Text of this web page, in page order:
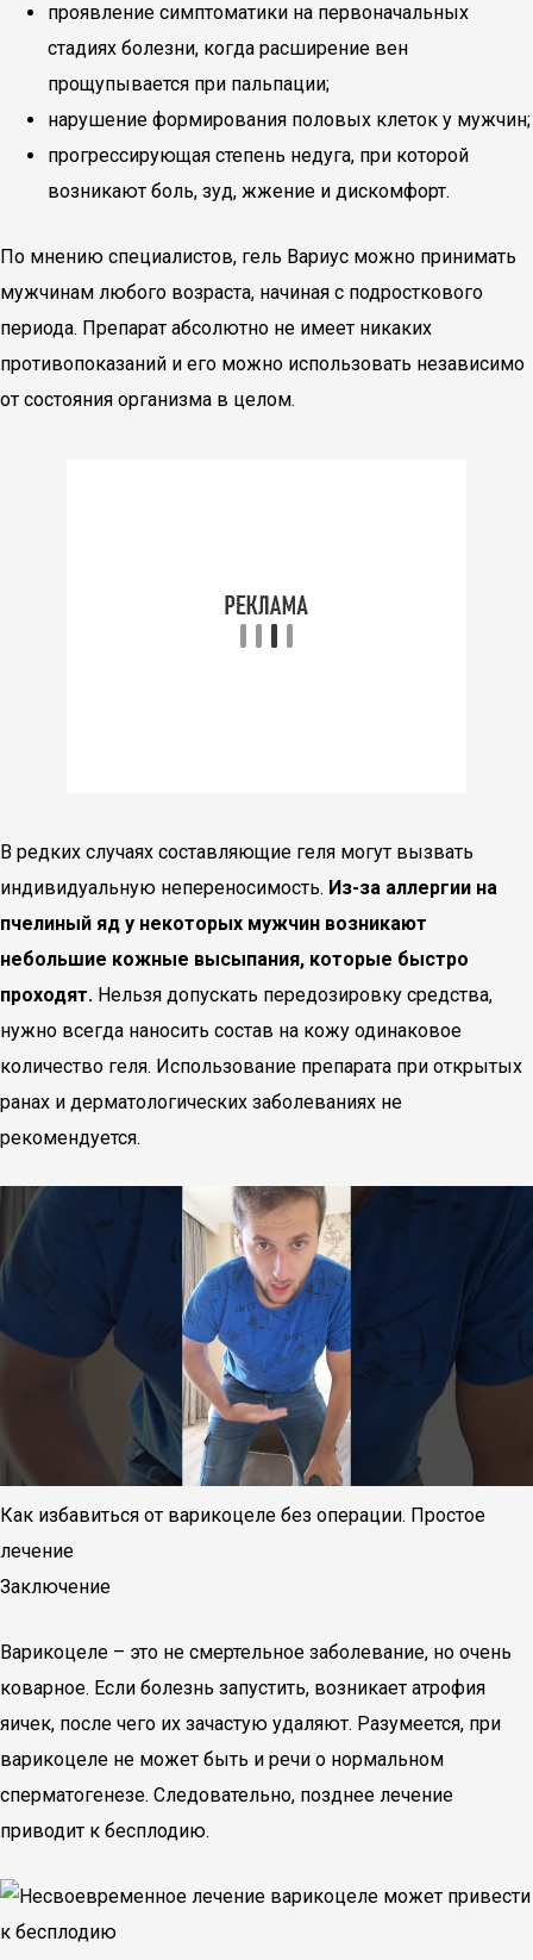
проявление симптоматики на первоначальных
стадиях болезни, когда расширение вен
прощупывается при пальпации;
нарушение формирования половых клеток у мужчин;
прогрессирующая степень недуга, при которой
возникают боль, зуд, жжение и дискомфорт.
По мнению специалистов, гель Вариус можно принимать
мужчинам любого возраста, начиная с подросткового
периода. Препарат абсолютно не имеет никаких
противопоказаний и его можно использовать независимо
от состояния организма в целом.
В редких случаях составляющие геля могут вызвать
индивидуальную непереносимость. Из-за аллергии на
пчелиный яд у некоторых мужчин возникают
небольшие кожные высыпания, которые быстро
проходят. Нельзя допускать передозировку средства,
нужно всегда наносить состав на кожу одинаковое
количество геля. Использование препарата при открытых
ранах и дерматологических заболеваниях не
рекомендуется.
Как избавиться от варикоцеле без операции. Простое
лечение
Заключение
Варикоцеле – это не смертельное заболевание, но очень
коварное. Если болезнь запустить, возникает атрофия
яичек, после чего их зачастую удаляют. Разумеется, при
варикоцеле не может быть и речи о нормальном
сперматогенезе. Следовательно, позднее лечение
приводит к бесплодию.